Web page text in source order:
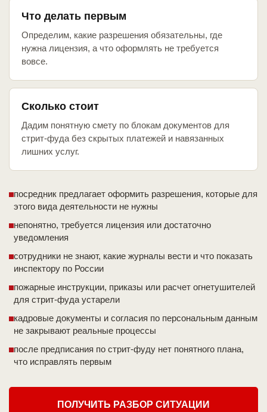
Что делать первым
Определим, какие разрешения обязательны, где
нужна лицензия, а что оформлять не требуется
вовсе.
Сколько стоит
Дадим понятную смету по блокам документов для
стрит-фуда без скрытых платежей и навязанных
лишних услуг.
посредник предлагает оформить разрешения, которые для
этого вида деятельности не нужны
непонятно, требуется лицензия или достаточно
уведомления
сотрудники не знают, какие журналы вести и что показать
инспектору по России
пожарные инструкции, приказы или расчет огнетушителей
для стрит-фуда устарели
кадровые документы и согласия по персональным данным
не закрывают реальные процессы
после предписания по стрит-фуду нет понятного плана,
что исправлять первым
ПОЛУЧИТЬ РАЗБОР СИТУАЦИИ